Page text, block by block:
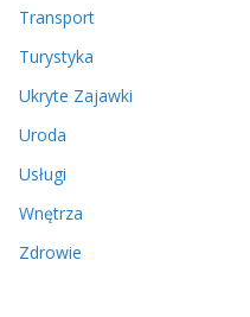
Transport
Turystyka
Ukryte Zajawki
Uroda
Usługi
Wnętrza
Zdrowie